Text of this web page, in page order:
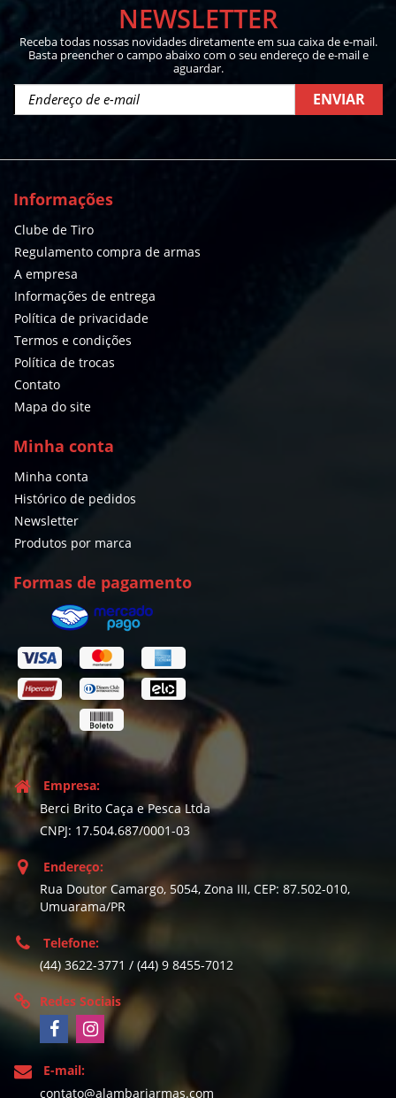
NEWSLETTER
Receba todas nossas novidades diretamente em sua caixa de e-mail.
Basta preencher o campo abaixo com o seu endereço de e-mail e
aguardar.
ENVIAR
Informações
Clube de Tiro
Regulamento compra de armas
A empresa
Informações de entrega
Política de privacidade
Termos e condições
Política de trocas
Contato
Mapa do site
Minha conta
Minha conta
Histórico de pedidos
Newsletter
Produtos por marca
Formas de pagamento
Empresa:
Berci Brito Caça e Pesca Ltda
CNPJ: 17.504.687/0001-03
Endereço:
Rua Doutor Camargo, 5054, Zona III, CEP: 87.502-010,
Umuarama/PR
Telefone:
(44) 3622-3771 / (44) 9 8455-7012
Redes Sociais
E-mail:
contato@alambariarmas.com